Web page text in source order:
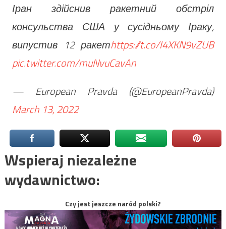
Іран здійснив ракетний обстріл
консульства США у сусідньому Іраку,
випустив 12 ракетhttps://t.co/I4XKN9vZUB
pic.twitter.com/muNvuCavAn
— European Pravda (@EuropeanPravda)
March 13, 2022
Wspieraj niezależne
wydawnictwo:
Czy jest jeszcze naród polski?